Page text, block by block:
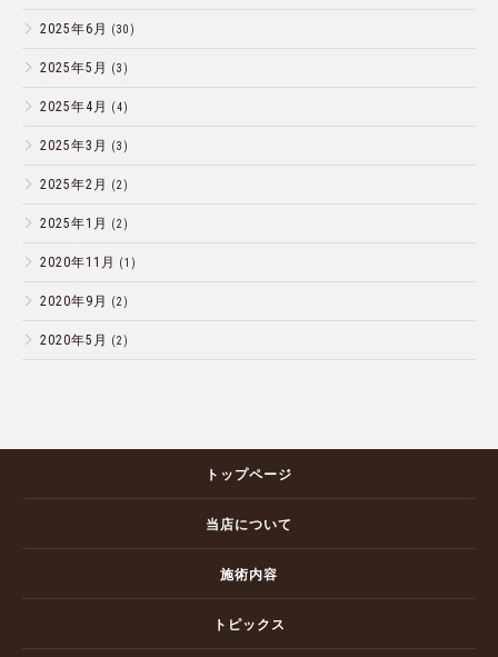
2025年6月 (30)
2025年5月 (3)
2025年4月 (4)
2025年3月 (3)
2025年2月 (2)
2025年1月 (2)
2020年11月 (1)
2020年9月 (2)
2020年5月 (2)
トップページ
当店について
施術内容
トピックス